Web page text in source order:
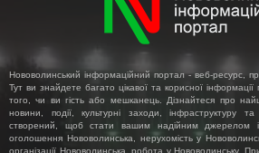
Нововолинський інформаційний портал - веб-ресурс,
Тут ви знайдете багато цікавої та корисної
того, чи ви гість або мешканець. Дізнайтеся про
новини, події, культурні заходи, інфраструктуру
створений, щоб стати вашим надійним джерелом
оголошення Нововолинська, нерухомість у
організації Нововолинська, робота у Нововолинську.